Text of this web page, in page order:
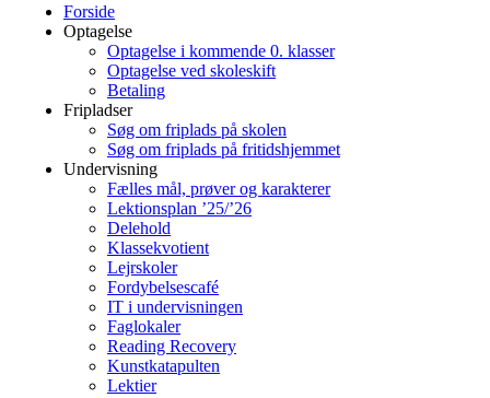
Forside
Optagelse
Optagelse i kommende 0. klasser
Optagelse ved skoleskift
Betaling
Fripladser
Søg om friplads på skolen
Søg om friplads på fritidshjemmet
Undervisning
Fælles mål, prøver og karakterer
Lektionsplan ’25/’26
Delehold
Klassekvotient
Lejrskoler
Fordybelsescafé
IT i undervisningen
Faglokaler
Reading Recovery
Kunstkatapulten
Lektier